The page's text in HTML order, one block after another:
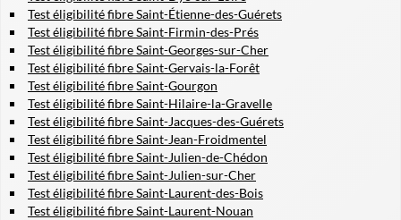
Test éligibilité fibre Saint-Étienne-des-Guérets
Test éligibilité fibre Saint-Firmin-des-Prés
Test éligibilité fibre Saint-Georges-sur-Cher
Test éligibilité fibre Saint-Gervais-la-Forêt
Test éligibilité fibre Saint-Gourgon
Test éligibilité fibre Saint-Hilaire-la-Gravelle
Test éligibilité fibre Saint-Jacques-des-Guérets
Test éligibilité fibre Saint-Jean-Froidmentel
Test éligibilité fibre Saint-Julien-de-Chédon
Test éligibilité fibre Saint-Julien-sur-Cher
Test éligibilité fibre Saint-Laurent-des-Bois
Test éligibilité fibre Saint-Laurent-Nouan